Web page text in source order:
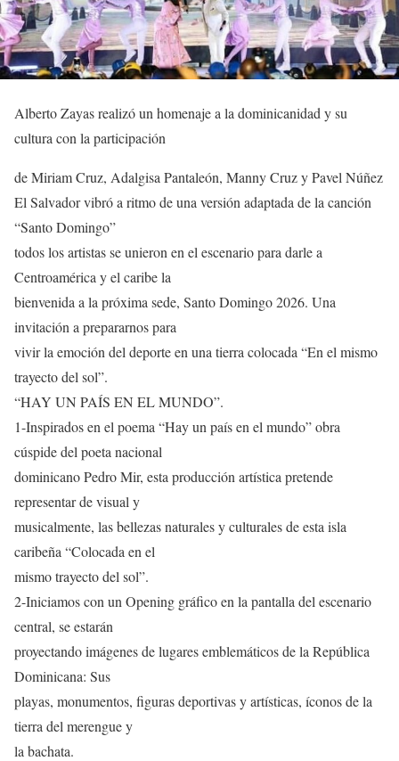
Alberto Zayas realizó un homenaje a la dominicanidad y su
cultura con la participación
de Miriam Cruz, Adalgisa Pantaleón, Manny Cruz y Pavel Núñez
El Salvador vibró a ritmo de una versión adaptada de la canción
“Santo Domingo”
todos los artistas se unieron en el escenario para darle a
Centroamérica y el caribe la
bienvenida a la próxima sede, Santo Domingo 2026. Una
invitación a prepararnos para
vivir la emoción del deporte en una tierra colocada “En el mismo
trayecto del sol”.
“HAY UN PAÍS EN EL MUNDO”.
1-Inspirados en el poema “Hay un país en el mundo” obra
cúspide del poeta nacional
dominicano Pedro Mir, esta producción artística pretende
representar de visual y
musicalmente, las bellezas naturales y culturales de esta isla
caribeña “Colocada en el
mismo trayecto del sol”.
2-Iniciamos con un Opening gráfico en la pantalla del escenario
central, se estarán
proyectando imágenes de lugares emblemáticos de la República
Dominicana: Sus
playas, monumentos, figuras deportivas y artísticas, íconos de la
tierra del merengue y
la bachata.